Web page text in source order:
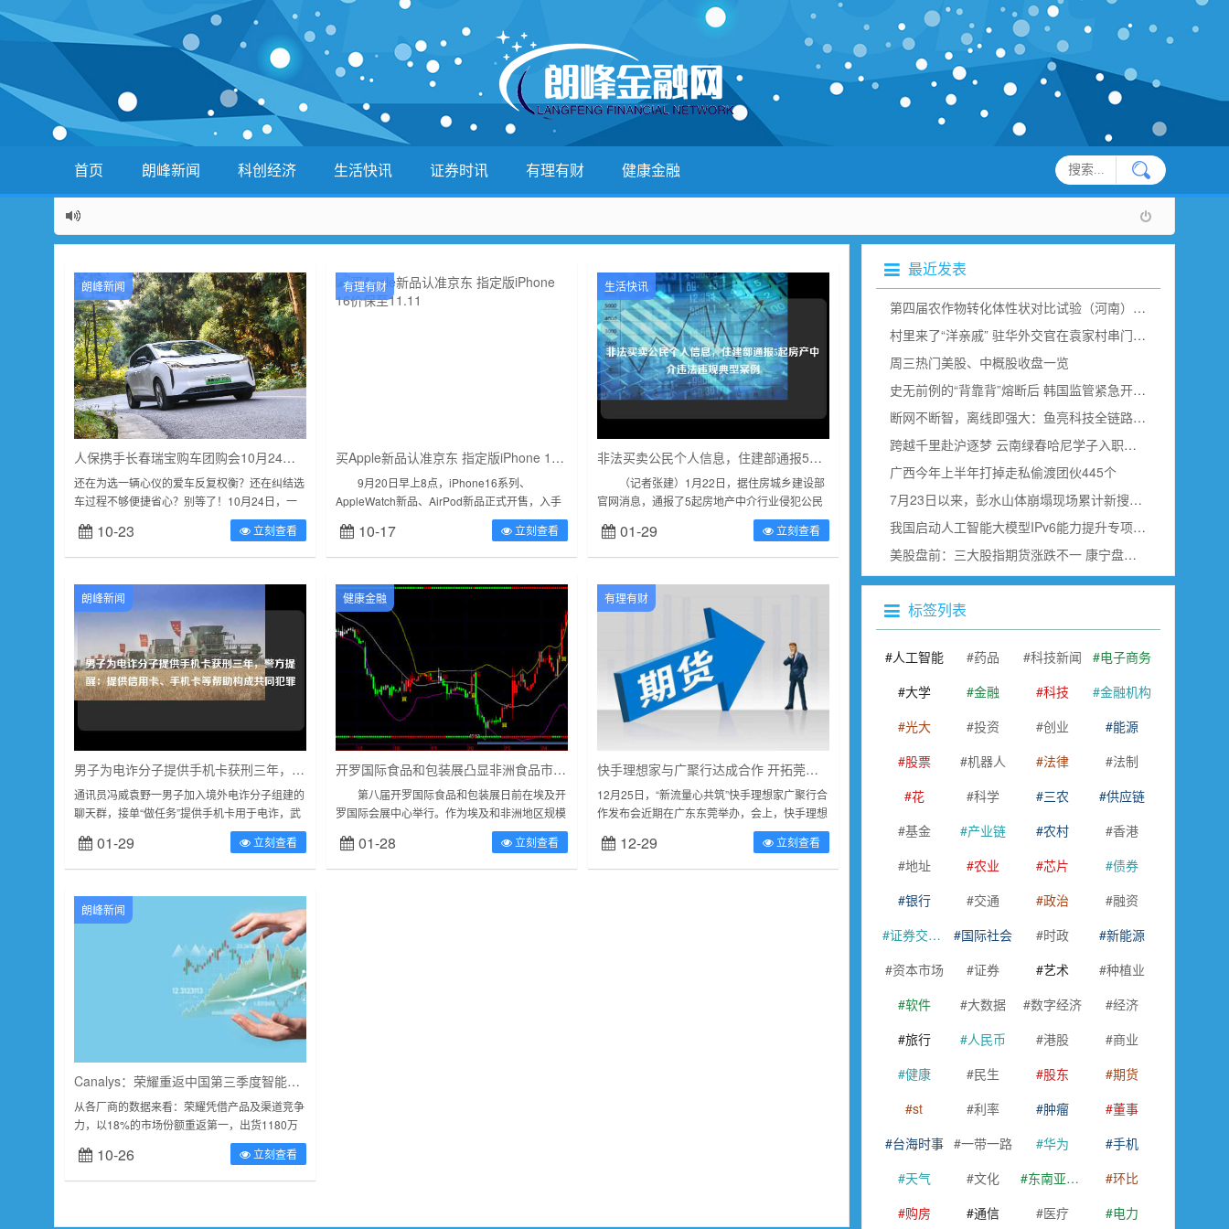
首页 朗峰新闻 科创经济 生活快讯 证券时讯 有理有财 健康金融
朗峰新闻
人保携手长春瑞宝购车团购会10月24日线上直播开启
还在为选一辆心仪的爱车反复权衡？还在纠结选
车过程不够便捷省心？别等了！10月24日，一
场汇聚实力与专业的购车盛宴即将来袭——人保
携手长春瑞宝购车团购会线上直播专...
10-23 立刻查看
有理有财
买Apple新品认准京东 指定版iPhone 16价保至11.11
9月20日早上8点，iPhone16系列、
AppleWatch新品、AirPod新品正式开售，入手
Apple新品可以选择京东。据了解，针对Apple
新品...10-17 立刻查看
生活快讯
非法买卖公民个人信息，住建部通报5起房产中介违法违规典型案例
（记者张建）1月22日，据住房城乡建设部
官网消息，通报了5起房地产中介行业侵犯公民
个人信息违法违规典型案例，少数房地产中介机
构及从业人员利用职务上的便利非法...
01-29 立刻查看
朗峰新闻
男子为电诈分子提供手机卡获刑三年，警方提醒：提供信用卡、手机卡等帮助构成共同犯罪
通讯员冯威袁野一男子加入境外电诈分子组建的
聊天群，接单“做任务”提供手机卡用于电诈，武
汉市汉阳区人民法院对其判处有期徒刑3年、并
处罚金人民币1万元。1月2...
01-29 立刻查看
健康金融
开罗国际食品和包装展凸显非洲食品市场潜力
第八届开罗国际食品和包装展日前在埃及开
罗国际会展中心举行。作为埃及和非洲地区规模
最大、最具影响力的食品展会之一，为期3天的
展会共吸引来自32个国家和地区的9...
01-28 立刻查看
有理有财
快手理想家与广聚行达成合作 开拓莞惠直播卖房新市场
12月25日，“新流量心共筑”快手理想家广聚行合
作发布会近期在广东东莞举办，会上，快手理想
家与广聚行宣布达成合作，将共同招募和培养快
手理想家专业房产主播，探索...
12-29 立刻查看
朗峰新闻
Canalys：荣耀重返中国第三季度智能手机出货量第一，华为逼近头部厂商
从各厂商的数据来看：荣耀凭借产品及渠道竞争
力，以18%的市场份额重返第一，出货1180万
部；OPPO（IT之家注：含一加）出货1090万，
排名第...10-26 立刻查看
最近发表
第四届农作物转化体性状对比试验（河南）现场观摩在新乡举行
村里来了“洋亲戚” 驻华外交官在袁家村串门“取经”（组图）
周三热门美股、中概股收盘一览
史无前例的“背靠背”熔断后 韩国监管紧急开会说了点啥？
断网不断智，离线即强大：鱼亮科技全链路边缘语音赋能具身智能
跨越千里赴沪逐梦 云南绿春哈尼学子入职上海虹桥空港
广西今年上半年打掉走私偷渡团伙445个
7月23日以来，彭水山体崩塌现场累计新搜寻确认出30名遇难者
我国启动人工智能大模型IPv6能力提升专项行动
美股盘前：三大股指期货涨跌不一 康宁盘前跌超18% SK海力士即将公布财报
标签列表
人工智能 药品 科技新闻
电子商务
大学
金融 科技
金融机构
光大
投资 创业
能源
股票
机器人 法律
法制
花
科学 三农
供应链
基金
产业链 农村
香港
地址
农业 芯片
债券
银行
交通 政治
融资
证券交易所
国际社会 时政
新能源
资本市场
证券 艺术
种植业
软件
大数据 数字经济
经济
旅行
人民币 港股
商业
健康
民生 股东
期货
st
利率 肿瘤
董事
台海时事
一带一路 华为
手机
天气
文化 东南亚国家联盟
环比
购房
通信 医疗 电力